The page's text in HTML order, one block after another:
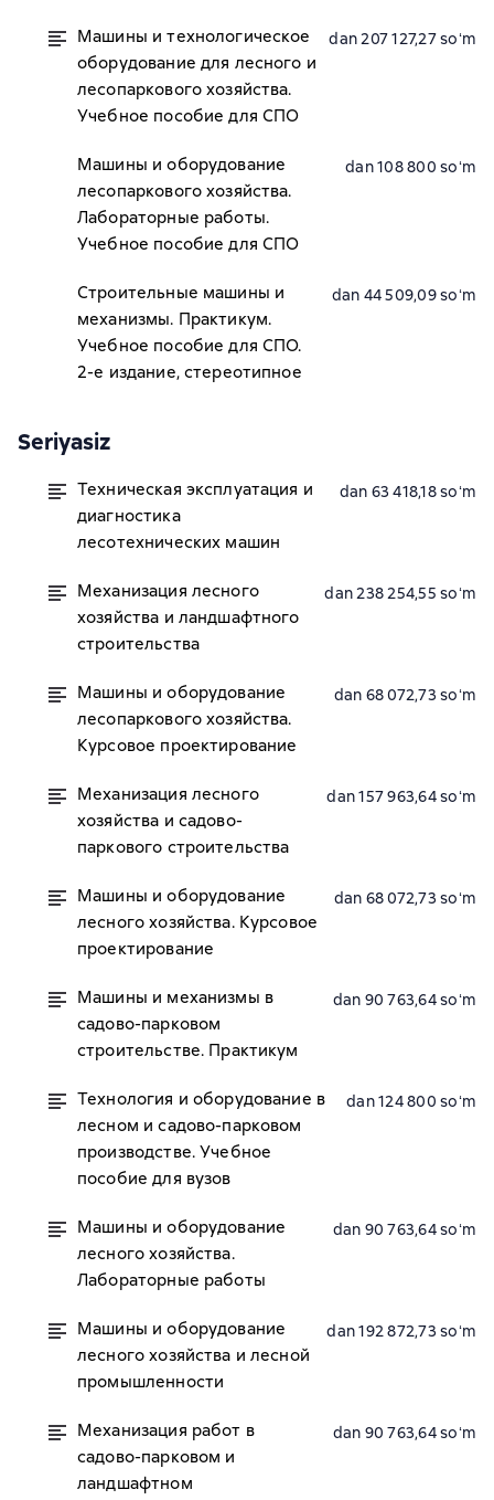
Машины и технологическое
оборудование для лесного и
лесопаркового хозяйства.
Учебное пособие для СПО
dan 207 127,27 soʻm
Машины и оборудование
лесопаркового хозяйства.
Лабораторные работы.
Учебное пособие для СПО
dan 108 800 soʻm
Строительные машины и
механизмы. Практикум.
Учебное пособие для СПО.
2-е издание, стереотипное
dan 44 509,09 soʻm
Seriyasiz
Техническая эксплуатация и
диагностика
лесотехнических машин
dan 63 418,18 soʻm
Механизация лесного
хозяйства и ландшафтного
строительства
dan 238 254,55 soʻm
Машины и оборудование
лесопаркового хозяйства.
Курсовое проектирование
dan 68 072,73 soʻm
Механизация лесного
хозяйства и садово-
паркового строительства
dan 157 963,64 soʻm
Машины и оборудование
лесного хозяйства. Курсовое
проектирование
dan 68 072,73 soʻm
Машины и механизмы в
садово-парковом
строительстве. Практикум
dan 90 763,64 soʻm
Технология и оборудование в
лесном и садово-парковом
производстве. Учебное
пособие для вузов
dan 124 800 soʻm
Машины и оборудование
лесного хозяйства.
Лабораторные работы
dan 90 763,64 soʻm
Машины и оборудование
лесного хозяйства и лесной
промышленности
dan 192 872,73 soʻm
Механизация работ в
садово-парковом и
ландшафтном
dan 90 763,64 soʻm